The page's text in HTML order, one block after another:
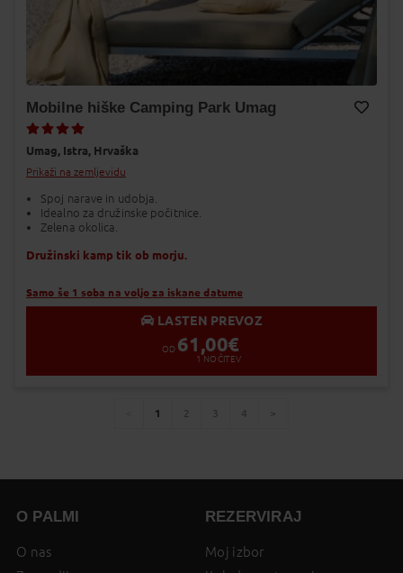
Mobilne hiške Camping Park Umag
Umag, Istra, Hrvaška
Prikaži na zemljevidu
Spoj narave in udobja.
Idealno za družinske počitnice.
Zelena okolica.
Družinski kamp tik ob morju.
Samo še 1 soba na voljo za iskane datume
LASTEN PREVOZ
OD 61,00€
1 NOČITEV
You're
1
page
2
page
3 4
O PALMI
O nas
REZERVIRAJ
Moj izbor